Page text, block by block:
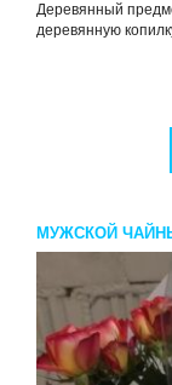
Деревянный
деревянную
МУЖСКОЙ